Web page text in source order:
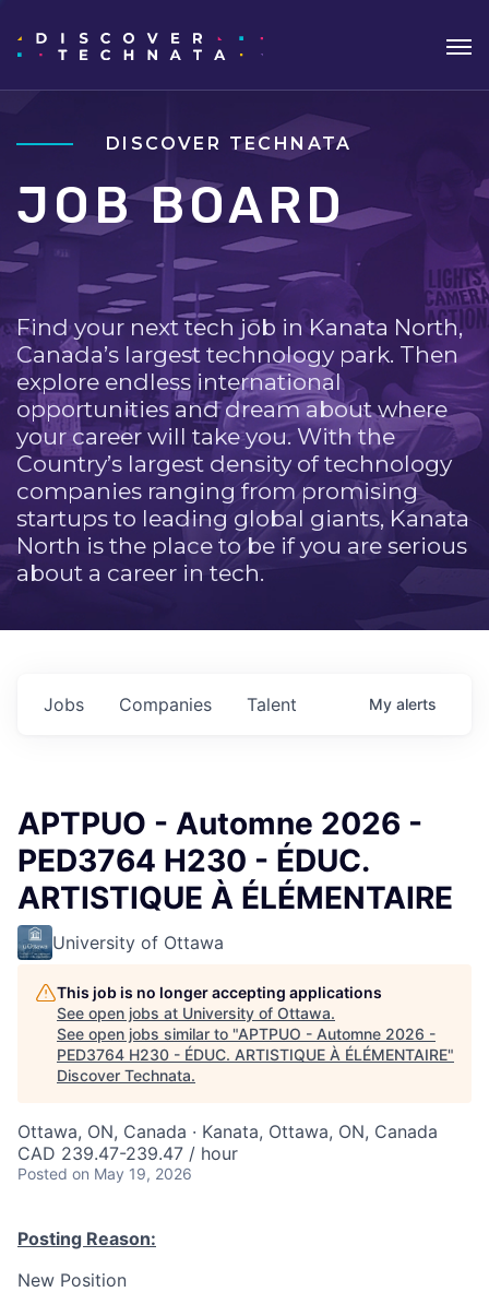
DISCOVER TECHNATA
JOB BOARD
Find your next tech job in Kanata North,
Canada’s largest technology park. Then
explore endless international
opportunities and dream about where
your career will take you. With the
Country’s largest density of technology
companies ranging from promising
startups to leading global giants, Kanata
North is the place to be if you are serious
about a career in tech.
Jobs Companies Talent My alerts
APTPUO - Automne 2026 -
PED3764 H230 - ÉDUC.
ARTISTIQUE À ÉLÉMENTAIRE
University of Ottawa
This job is no longer accepting applications
See open jobs at University of Ottawa.
See open jobs similar to "APTPUO - Automne 2026 -
PED3764 H230 - ÉDUC. ARTISTIQUE À ÉLÉMENTAIRE"
Discover Technata.
Ottawa, ON, Canada · Kanata, Ottawa, ON, Canada
CAD 239.47-239.47 / hour
Posted on May 19, 2026
Posting Reason:
New Position